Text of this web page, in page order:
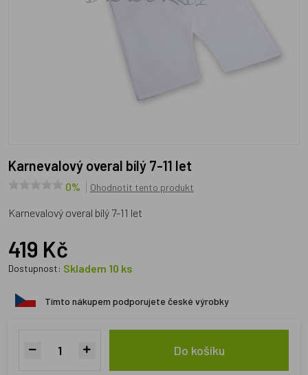
Karnevalový overal bílý 7-11 let
0% Ohodnotit tento produkt
Karnevalový overal bílý 7-11 let
419 Kč
Dostupnost: Skladem 10 ks
Tímto nákupem podporujete české výrobky
Do košíku